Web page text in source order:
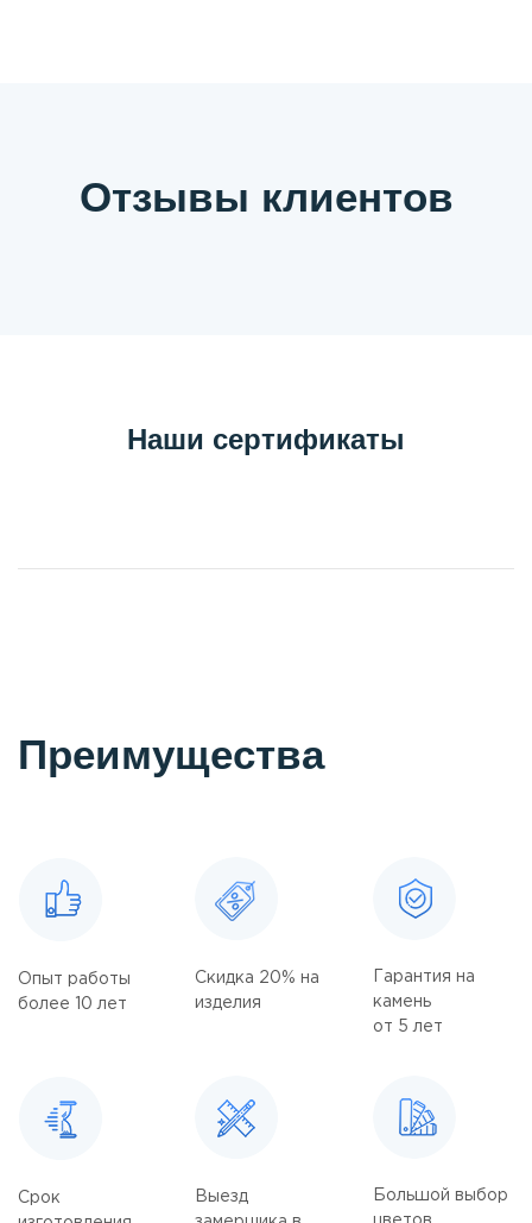
Отзывы клиентов
Наши сертификаты
Преимущества
Опыт работы
более 10 лет
Скидка 20% на
изделия
Гарантия на
камень
от 5 лет
Срок
Выезд
Большой выбор